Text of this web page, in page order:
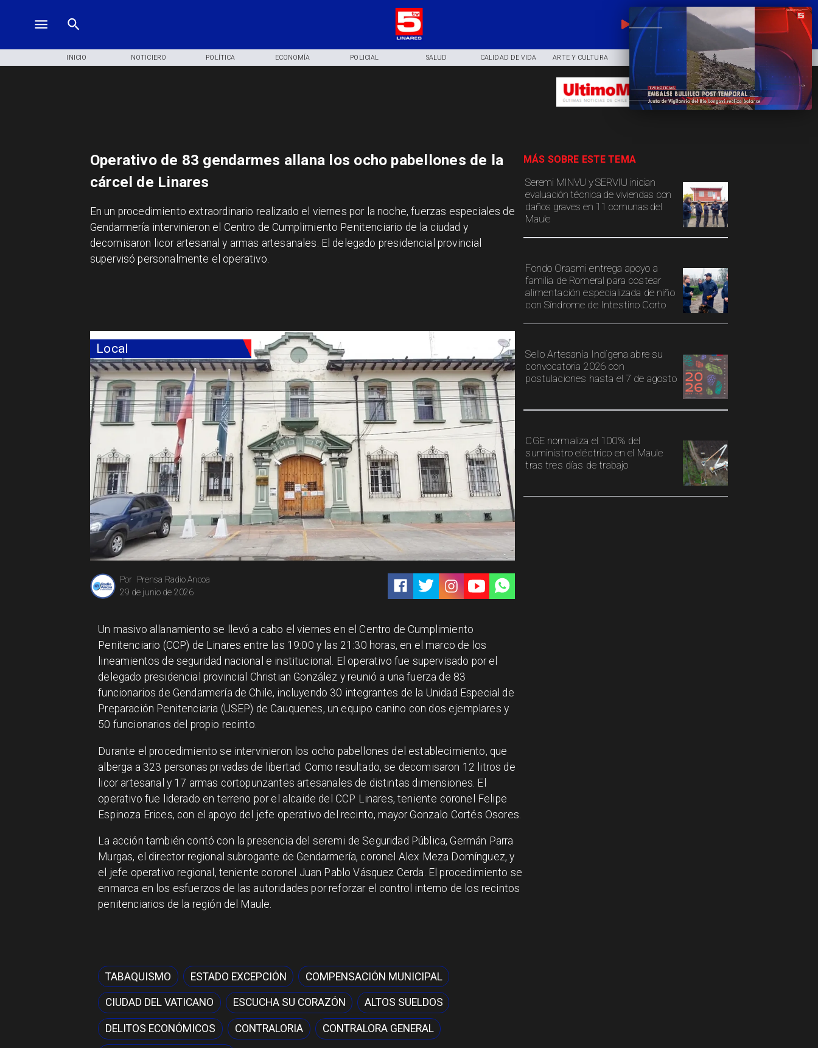
EN VIVO
INICIO NOTICIERO POLÍTICA ECONOMÍA POLICIAL SALUD CALIDAD DE VIDA ARTE Y CULTURA COMUNIDAD DEPORTES
Local
Prensa Radio Ancoa
Por
29 de junio de 2026
Seremi MINVU y SERVIU inician
evaluación técnica de viviendas con
daños graves en 11 comunas del
Maule
Fondo Orasmi entrega apoyo a
familia de Romeral para costear
alimentación especializada de niño
con Síndrome de Intestino Corto
Sello Artesanía Indígena abre su
convocatoria 2026 con
postulaciones hasta el 7 de agosto
CGE normaliza el 100% del
suministro eléctrico en el Maule
tras tres días de trabajo
MÁS SOBRE ESTE TEMA
Operativo de 83 gendarmes allana los ocho pabellones de la
cárcel de Linares
En un procedimiento extraordinario realizado el viernes por la noche, fuerzas especiales de
Gendarmería intervinieron el Centro de Cumplimiento Penitenciario de la ciudad y
decomisaron licor artesanal y armas artesanales. El delegado presidencial provincial
supervisó personalmente el operativo.
Un masivo allanamiento se llevó a cabo el viernes en el Centro de Cumplimiento
Penitenciario (CCP) de Linares entre las 19:00 y las 21:30 horas, en el marco de los
lineamientos de seguridad nacional e institucional. El operativo fue supervisado por el
delegado presidencial provincial Christian González y reunió a una fuerza de 83
funcionarios de Gendarmería de Chile, incluyendo 30 integrantes de la Unidad Especial de
Preparación Penitenciaria (USEP) de Cauquenes, un equipo canino con dos ejemplares y
50 funcionarios del propio recinto.
Durante el procedimiento se intervinieron los ocho pabellones del establecimiento, que
alberga a 323 personas privadas de libertad. Como resultado, se decomisaron 12 litros de
licor artesanal y 17 armas cortopunzantes artesanales de distintas dimensiones. El
operativo fue liderado en terreno por el alcaide del CCP Linares, teniente coronel Felipe
Espinoza Erices, con el apoyo del jefe operativo del recinto, mayor Gonzalo Cortés Osores.
La acción también contó con la presencia del seremi de Seguridad Pública, Germán Parra
Murgas, el director regional subrogante de Gendarmería, coronel Alex Meza Domínguez, y
el jefe operativo regional, teniente coronel Juan Pablo Vásquez Cerda. El procedimiento se
enmarca en los esfuerzos de las autoridades por reforzar el control interno de los recintos
penitenciarios de la región del Maule.
TABAQUISMO ESTADO EXCEPCIÓN COMPENSACIÓN MUNICIPAL
CIUDAD DEL VATICANO ESCUCHA SU CORAZÓN ALTOS SUELDOS
DELITOS ECONÓMICOS CONTRALORIA CONTRALORA GENERAL